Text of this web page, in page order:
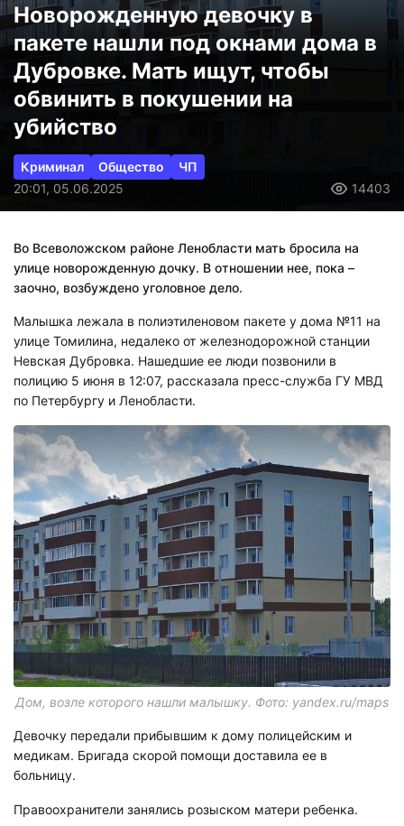
Новорожденную девочку в
пакете нашли под окнами дома в
Дубровке. Мать ищут, чтобы
обвинить в покушении на
убийство
Криминал Общество
ЧП
20:01, 05.06.2025
14403
Во Всеволожском районе Ленобласти мать бросила на
улице новорожденную дочку. В отношении нее, пока –
заочно, возбуждено уголовное дело.
Малышка лежала в полиэтиленовом пакете у дома №11 на
улице Томилина, недалеко от железнодорожной станции
Невская Дубровка. Нашедшие ее люди позвонили в
полицию 5 июня в 12:07, рассказала пресс-служба ГУ МВД
по Петербургу и Ленобласти.
Дом, возле которого нашли малышку. Фото: yandex.ru/maps
Девочку передали прибывшим к дому полицейским и
медикам. Бригада скорой помощи доставила ее в
больницу.
Правоохранители занялись розыском матери ребенка.